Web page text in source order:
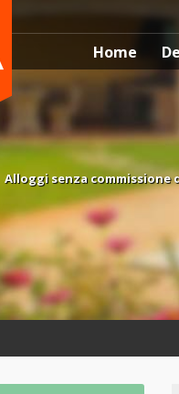
Home
Alloggi senza